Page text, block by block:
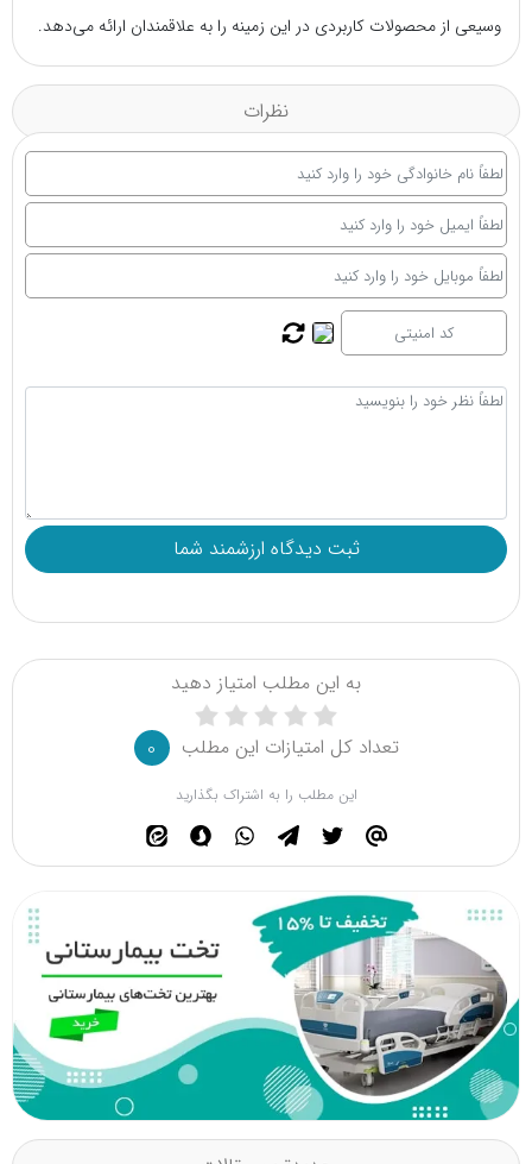
وسیعی از محصولات کاربردی در این زمینه را به علاقمندان ارائه می‌دهد.
نظرات
به این مطلب امتیاز دهید
تعداد کل امتیازات این مطلب 0
این مطلب را به اشتراک بگذارید